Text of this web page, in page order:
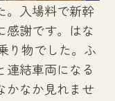
。入場料で新幹
感謝です。はな
り物でした。ふ
連結車両になる
かなか見れませ